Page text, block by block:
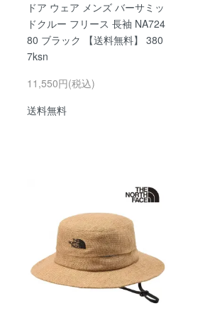
ドア ウェア メンズ バーサミッ
ドクルー フリース 長袖 NA724
80 ブラック 【送料無料】 380
7ksn
11,550円(税込)
送料無料